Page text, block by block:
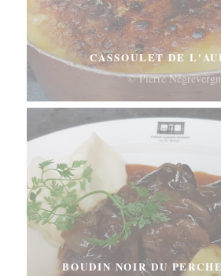
CASSOULET DE
© Pierre
BOUDIN NOIR DU